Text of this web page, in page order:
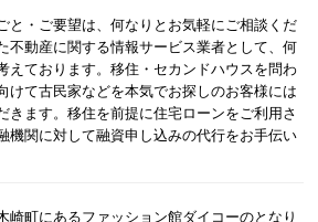
と・ご要望は、何なりとお気軽にご相談くだ
不動産に関する情報サービス業者として、何
えております。移住・セカンドハウスを問わ
けて古民家などを本気でお探しのお客様には
きます。移住を前提に住宅ローンをご利用さ
機関に対して融資申し込みの代行をお手伝い
崎町にあるファッション館ダイコーのとなり